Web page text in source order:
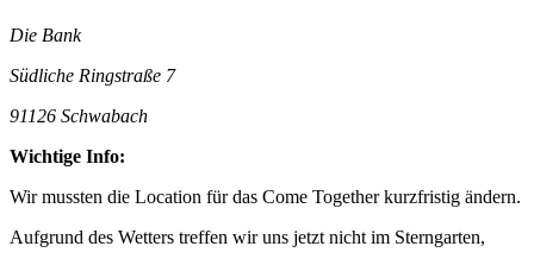
Die Bank
Südliche Ringstraße 7
91126 Schwabach
Wichtige Info:
Wir mussten die Location für das Come Together kurzfristig ändern.
Aufgrund des Wetters treffen wir uns jetzt nicht im Sterngarten,